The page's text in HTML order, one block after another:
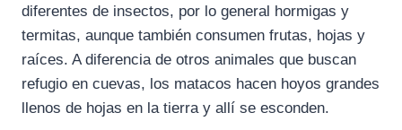
diferentes de insectos, por lo general hormigas y
termitas, aunque también consumen frutas, hojas y
raíces. A diferencia de otros animales que buscan
refugio en cuevas, los matacos hacen hoyos grandes
llenos de hojas en la tierra y allí se esconden.